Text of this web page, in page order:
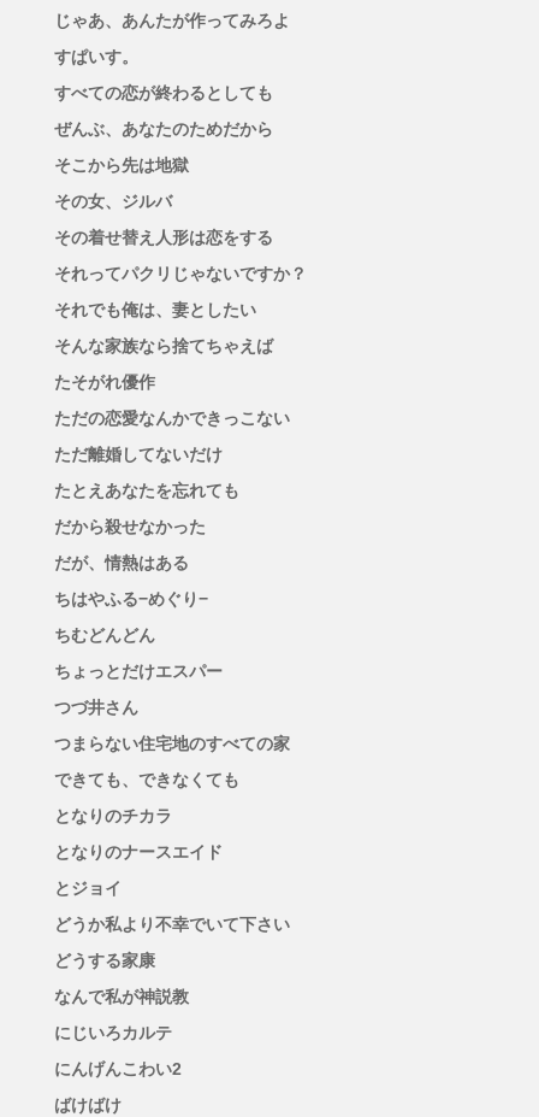
じゃあ、あんたが作ってみろよ
すぱいす。
すべての恋が終わるとしても
ぜんぶ、あなたのためだから
そこから先は地獄
その女、ジルバ
その着せ替え人形は恋をする
それってパクリじゃないですか？
それでも俺は、妻としたい
そんな家族なら捨てちゃえば
たそがれ優作
ただの恋愛なんかできっこない
ただ離婚してないだけ
たとえあなたを忘れても
だから殺せなかった
だが、情熱はある
ちはやふる−めぐり−
ちむどんどん
ちょっとだけエスパー
つづ井さん
つまらない住宅地のすべての家
できても、できなくても
となりのチカラ
となりのナースエイド
とジョイ
どうか私より不幸でいて下さい
どうする家康
なんで私が神説教
にじいろカルテ
にんげんこわい2
ばけばけ